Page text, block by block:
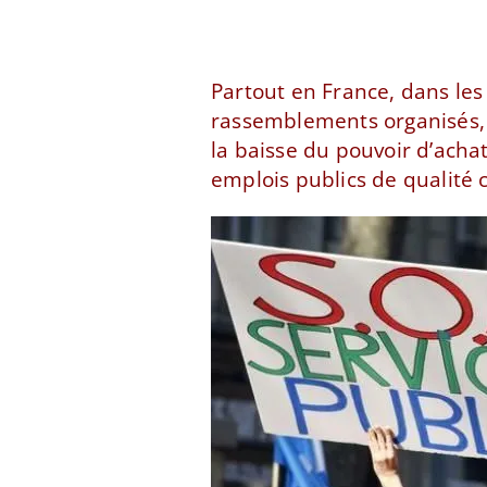
Partout en France, dans
rassemblements
la baisse du pouvoir
emplois publics de qualité